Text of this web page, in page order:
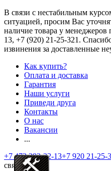
В связи с нестабильным
ситуацией, просим Вас
наличие товара у менеджеров
13, +7 (920) 21-25-321 .
извинения за доставленные
Как купить?
Оплата и доставка
Гарантия
Наши услуги
Приведи друга
Контакты
О нас
Вакансии
...
+7 473 292-32-13+7 920 21-25-
связь